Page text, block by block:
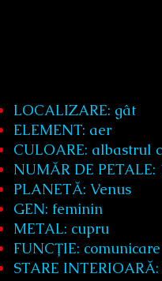
LOCALIZARE: gât
ELEMENT: aer
CULOARE: albastrul
NUMĂR DE PETALE:
PLANETĂ: Venus
GEN: feminin
METAL: cupru
FUNCȚIE:
STARE